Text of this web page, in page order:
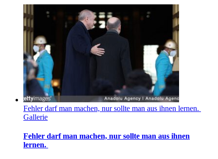
Fehler darf man machen, nur sollte man aus ihnen lernen.
Gallerie
Fehler darf man machen, nur sollte man aus ihnen
lernen.